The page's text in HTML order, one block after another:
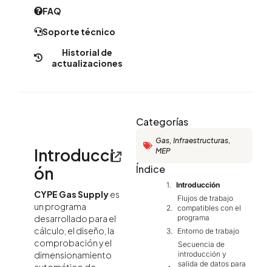
FAQ
Soporte técnico
Historial de
actualizaciones
Categorías
Gas, Infraestructuras,
MEP
Índice
Introducción
Flujos de trabajo
compatibles con el
programa
Entorno de trabajo
Secuencia de
introducción y
salida de datos para
Introducci
ón
CYPE Gas Supplyes
un programa
desarrollado para el
cálculo, el diseño, la
comprobación y el
dimensionamiento